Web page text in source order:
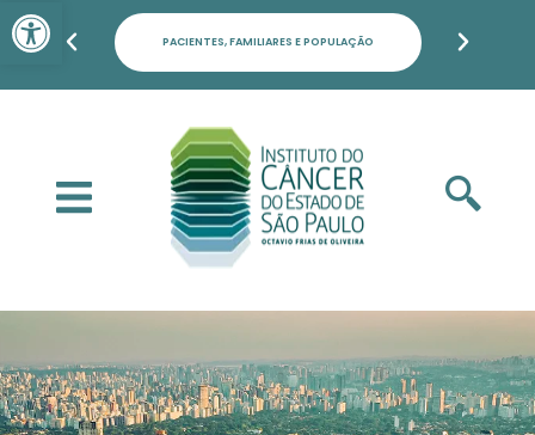
Barra de Ferramentas
PACIENTES, FAMILIARES E POPULAÇÃO